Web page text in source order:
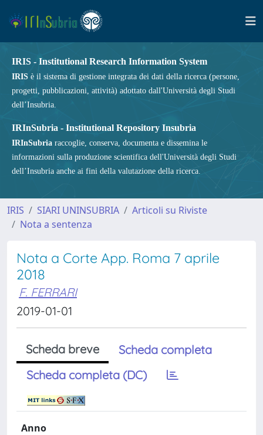
IRIS - Institutional Research Information System
IRIS è il sistema di gestione integrata dei dati della ricerca (persone,
progetti, pubblicazioni, attività) adottato dall'Università degli Studi
dell’Insubria.
IRInSubria - Institutional Repository Insubria
IRInSubria raccoglie, conserva, documenta e dissemina le
informazioni sulla produzione scientifica dell'Università degli Studi
dell’Insubria anche ai fini della valutazione della ricerca.
IRIS SIARI UNINSUBRIA
Articoli su Riviste
Nota a sentenza
Nota a Corte App. Roma 7 aprile
2018
F. FERRARI
2019-01-01
Scheda breve
Scheda completa
Scheda completa (DC)
Anno